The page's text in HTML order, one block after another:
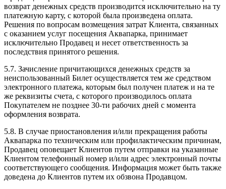
возврат денежных средств производится исключительно на ту
платежную карту, с которой была произведена оплата.
Решения по вопросам возмещения затрат Клиента, связанных
с оказанием услуг посещения Аквапарка, принимает
исключительно Продавец и несет ответственность за
последствия принятого решения.
5.7. Зачисление причитающихся денежных средств за
неиспользованный Билет осуществляется тем же средством
электронного платежа, которым был получен платеж и на те
же реквизиты счета, с которого производилось оплата
Покупателем не позднее 30-ти рабочих дней с момента
оформления возврата.
5.8. В случае приостановления и/или прекращения работы
Аквапарка по техническим или профилактическим причинам,
Продавец оповещает Клиентов путем отправки на указанные
Клиентом телефонный номер и/или адрес электронный почты
соответствующего сообщения. Информация может быть также
доведена до Клиентов путем их обзвона Продавцом.